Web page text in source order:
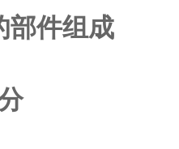
部件组成